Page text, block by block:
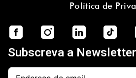
Política de
Subscreva a